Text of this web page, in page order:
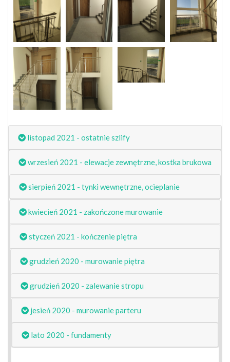
listopad 2021 - ostatnie szlify
wrzesień 2021 - elewacje zewnętrzne, kostka brukowa
sierpień 2021 - tynki wewnętrzne, ocieplanie
kwiecień 2021 - zakończone murowanie
styczeń 2021 - kończenie piętra
grudzień 2020 - murowanie piętra
grudzień 2020 - zalewanie stropu
jesień 2020 - murowanie parteru
lato 2020 - fundamenty